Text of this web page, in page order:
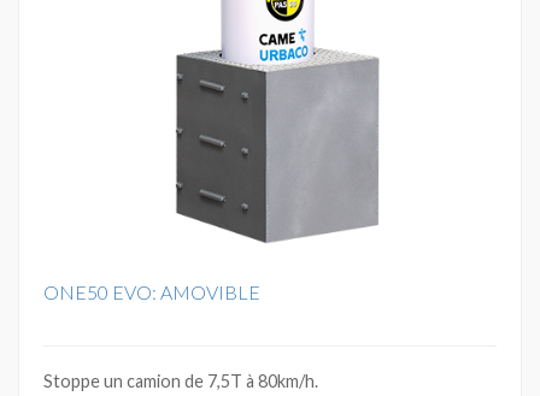
ONE50 EVO: AMOVIBLE
Stoppe un camion de 7,5T à 80km/h.